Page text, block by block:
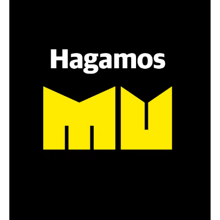
es a través del interrogante, que puedan encarnar la
pregunta», comparte Gonzalo, de 41 años.